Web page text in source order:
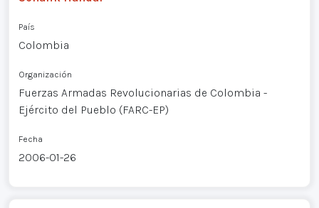
País
Colombia
Organización
Fuerzas Armadas Revolucionarias de Colombia -
Ejército del Pueblo (FARC-EP)
Fecha
2006-01-26